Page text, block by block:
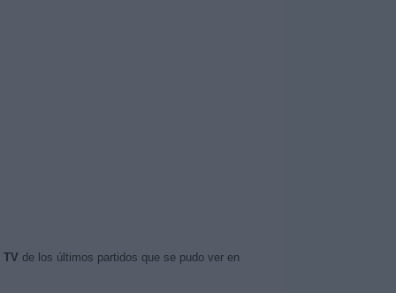
de los últimos partidos que se pudo ver en